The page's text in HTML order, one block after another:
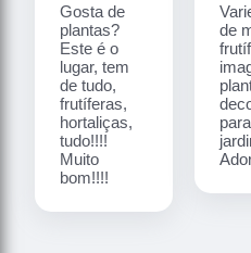
Gosta de
plantas?
Este é o
lugar, tem
de tudo,
frutíferas,
hortaliças,
tudo!!!!
Muito
bom!!!!
de
para